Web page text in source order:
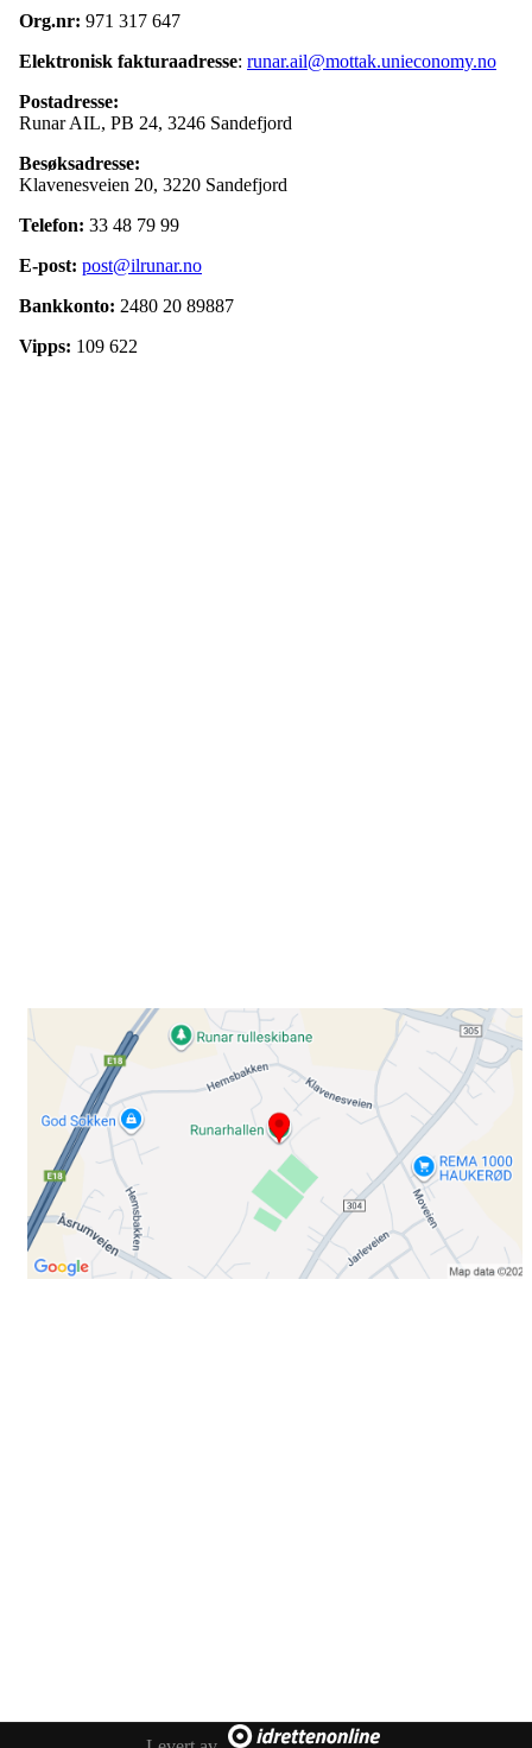
Org.nr: 971 317 647
Elektronisk fakturaadresse: runar.ail@mottak.unieconomy.no
Postadresse:
Runar AIL, PB 24, 3246 Sandefjord
Besøksadresse:
Klavenesveien 20, 3220 Sandefjord
Telefon: 33 48 79 99
E-post: post@ilrunar.no
Bankkonto: 2480 20 89887
Vipps: 109 622
Facebook